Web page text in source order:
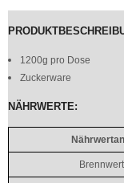
1200g pro Dose
Zuckerware
NÄHRWERTE: